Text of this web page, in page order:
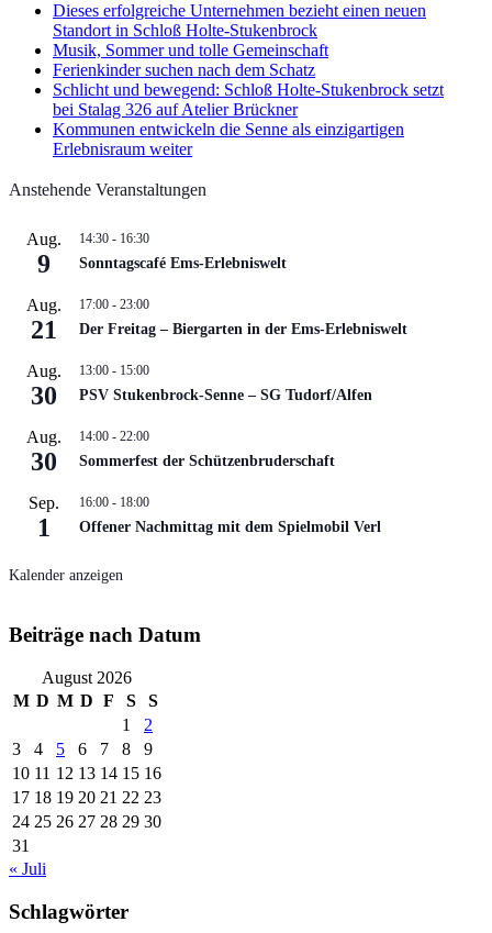
Dieses erfolgreiche Unternehmen bezieht einen neuen
Standort in Schloß Holte-Stukenbrock
Musik, Sommer und tolle Gemeinschaft
Ferienkinder suchen nach dem Schatz
Schlicht und bewegend: Schloß Holte-Stukenbrock setzt
bei Stalag 326 auf Atelier Brückner
Kommunen entwickeln die Senne als einzigartigen
Erlebnisraum weiter
Anstehende Veranstaltungen
Aug.
9
14:30 - 16:30
Sonntagscafé Ems-Erlebniswelt
Aug.
21
17:00 - 23:00
Der Freitag – Biergarten in der Ems-Erlebniswelt
Aug.
30
13:00 - 15:00
PSV Stukenbrock-Senne – SG Tudorf/Alfen
Aug.
30
14:00 - 22:00
Sommerfest der Schützenbruderschaft
Sep.
1
16:00 - 18:00
Offener Nachmittag mit dem Spielmobil Verl
Kalender anzeigen
Beiträge nach Datum
August 2026
M D M D F S
S
1
2
3
4 5 6 7 8
9
10 11 12 13 14 15 16
17 18 19 20 21 22 23
24 25 26 27 28 29 30
31
« Juli
Schlagwörter